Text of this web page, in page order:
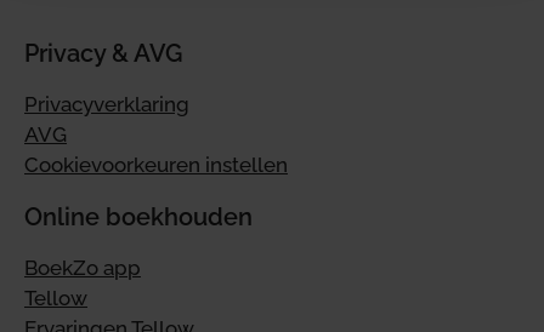
Privacy & AVG
Privacyverklaring
AVG
Cookievoorkeuren instellen
Online boekhouden
BoekZo app
Tellow